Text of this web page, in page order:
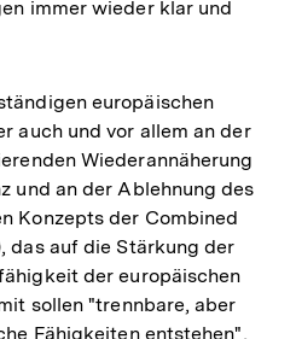
immer wieder klar und
europäischen
auch und vor allem an der
Wiederannäherung
und an der Ablehnung des
Konzepts der Combined
das auf die Stärkung der
der europäischen
sollen "trennbare, aber
Fähigkeiten entstehen",